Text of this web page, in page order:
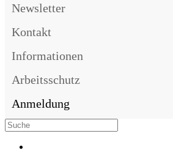
Newsletter
Kontakt
Informationen
Arbeitsschutz
Anmeldung